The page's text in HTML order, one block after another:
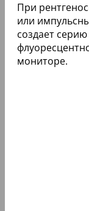
При
или
создает
мониторе.